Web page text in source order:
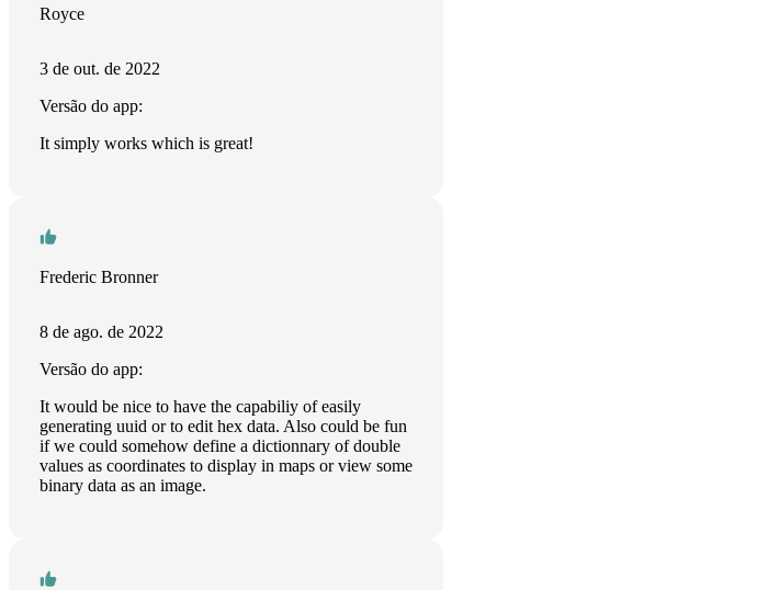
Royce
3 de out. de 2022
Versão do app:
It simply works which is great!
Frederic Bronner
8 de ago. de 2022
Versão do app:
It would be nice to have the capabiliy of easily
generating uuid or to edit hex data. Also could be fun
if we could somehow define a dictionnary of double
values as coordinates to display in maps or view some
binary data as an image.